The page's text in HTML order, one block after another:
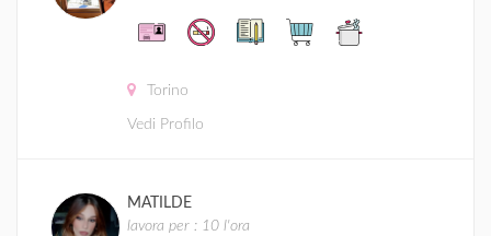
Torino
Vedi Profilo
MATILDE
lavora per : 10 l'ora